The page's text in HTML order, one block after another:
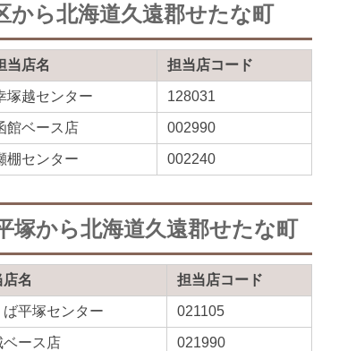
から北海道久遠郡せたな町
当店名 担当店コード
塚越センター 128031
館ベース店 002990
棚センター 002240
塚から北海道久遠郡せたな町
名 担当店コード
ば平塚センター 021105
ベース店 021990